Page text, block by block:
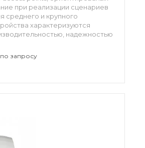
при реализации сценариев
среднего и крупного
характеризуются
надежностью
запросу